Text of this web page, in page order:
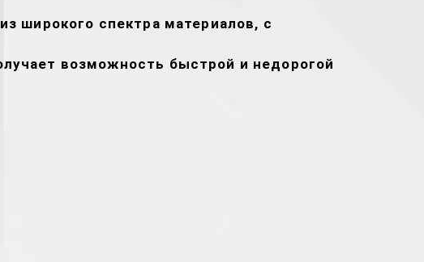
широкого спектра материалов, с
возможность быстрой и недорогой